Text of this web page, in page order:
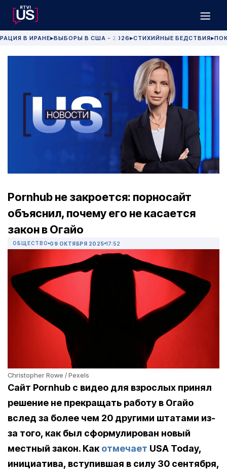
В ИРАНЕ▶ВЫБОРЫ В США - 2026 ▶СТИХИЙНЫЕ БЕДСТВИЯ▶
Pornhub не закроется: порносайт
объяснил, почему его не касается
закон в Огайо
ОБЩЕСТВО 09 ОКТЯБРЯ 2025 17:52
Christopher Rowe / Pexels
Сайт Pornhub с видео для взрослых принял
решение не прекращать работу в Огайо
вслед за более чем 20 другими штатами из-
за того, как был сформулирован новый
местный закон. Какотмечает USA Today,
инициатива, вступившая в силу 30 сентября,